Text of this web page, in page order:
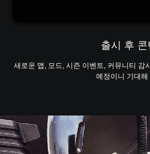
출시 후 콘
새로운 맵, 모드, 시즌 이벤트, 커뮤니티 감
예정이니 기대해